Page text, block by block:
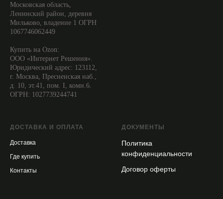
Московская область,
Ленинский район, деревня
Мильково, владение 1 ОГРН
1067746062449
Купить на Ozon:
ООО «Интернет Решения».
Юридический адрес: 123112,
г. Москва, Пресненская наб.,
д. 10, эт.41, пом. I, комн.6.
ОГРН: 1027739244741
ДОСТАВКА И ОПЛАТА
Доставка
Где купить
Контакты
ДОКУМЕНТЫ
Политика
конфиденциальности
Договор оферты